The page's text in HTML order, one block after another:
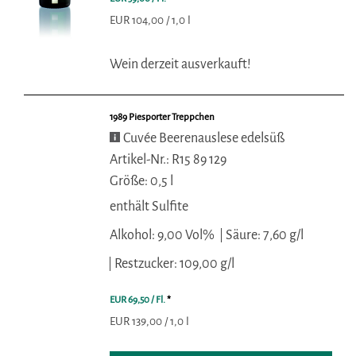
EUR 104,00 / 1,0 l
Wein derzeit ausverkauft!
1989 Piesporter Treppchen
Cuvée Beerenauslese edelsüß
Artikel-Nr.: R15 89 129
Größe: 0,5 l
enthält Sulfite
Alkohol: 9,00 Vol%
Säure: 7,60 g/l
Restzucker: 109,00 g/l
EUR 69,50/ Fl.*
EUR 139,00 / 1,0 l